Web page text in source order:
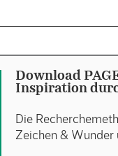
Download
Inspiration
Die
Zeichen & Wunder